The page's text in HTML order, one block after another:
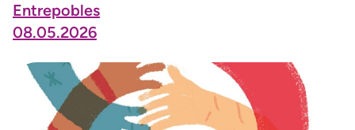
Entrepobles
08.05.2026